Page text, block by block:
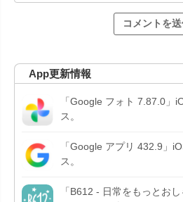
App更新情報
「Google フォト 7.87.0」
ス。
「Google アプリ 432.9」
ス。
「B612 - 日常をもっとお